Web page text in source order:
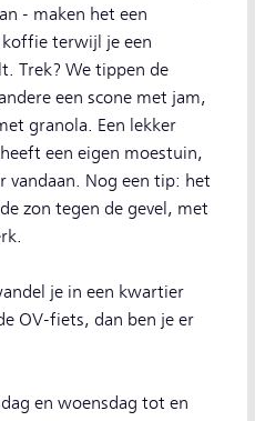
- maken het een
terwijl je een
Trek? We tippen de
een scone met jam,
granola. Een lekker
een eigen moestuin,
vandaan. Nog een tip: het
zon tegen de gevel, met
je in een kwartier
OV-fiets, dan ben je er
en woensdag tot en